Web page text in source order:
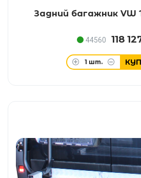
Задний багажник VW
44560 118
1 шт.